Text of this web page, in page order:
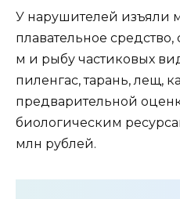
У нарушителей изъяли
плавательное
м и рыбу частиковых
пиленгас, тарань, лещ,
предварительной
биологическим
млн рублей.